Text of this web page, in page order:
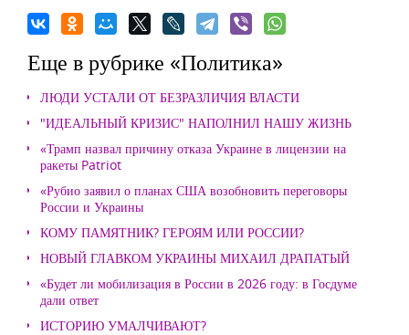
Еще в рубрике «Политика»
ЛЮДИ УСТАЛИ ОТ БЕЗРАЗЛИЧИЯ ВЛАСТИ
"ИДЕАЛЬНЫЙ КРИЗИС" НАПОЛНИЛ НАШУ ЖИЗНЬ
«Трамп назвал причину отказа Украине в лицензии на
ракеты Patriot
«Рубио заявил о планах США возобновить переговоры
России и Украины
КОМУ ПАМЯТНИК? ГЕРОЯМ ИЛИ РОССИИ?
НОВЫЙ ГЛАВКОМ УКРАИНЫ МИХАИЛ ДРАПАТЫЙ
«Будет ли мобилизация в России в 2026 году: в Госдуме
дали ответ
ИСТОРИЮ УМАЛЧИВАЮТ?